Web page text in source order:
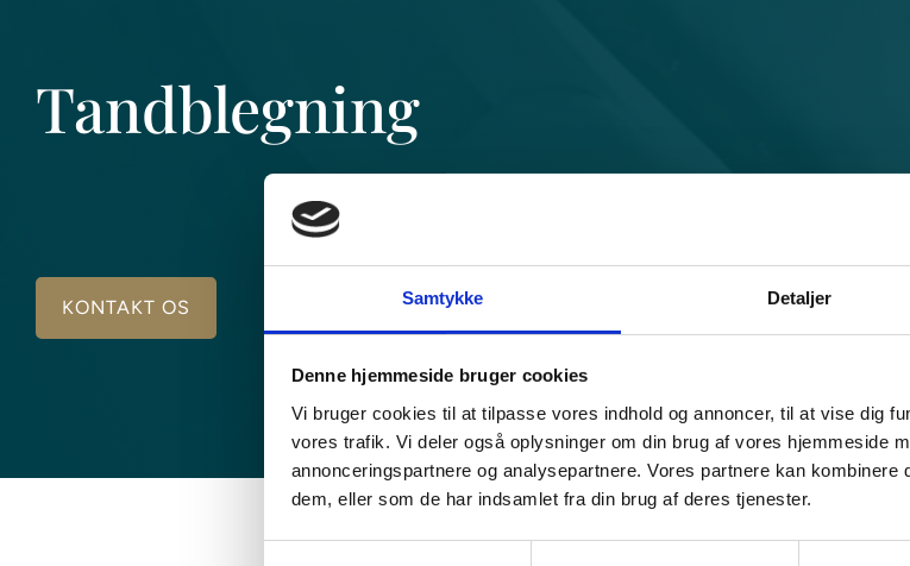
Samtykke Detaljer
Denne hjemmeside bruger cookies
Vi bruger cookies til at tilpasse vores indhold og annoncer, til at vise dig
vores trafik. Vi deler også oplysninger om din brug af vores hjemmeside
annonceringspartnere og analysepartnere. Vores partnere kan
dem, eller som de har indsamlet fra din brug af deres tjenester.
Tandblegning
KONTAKT OS